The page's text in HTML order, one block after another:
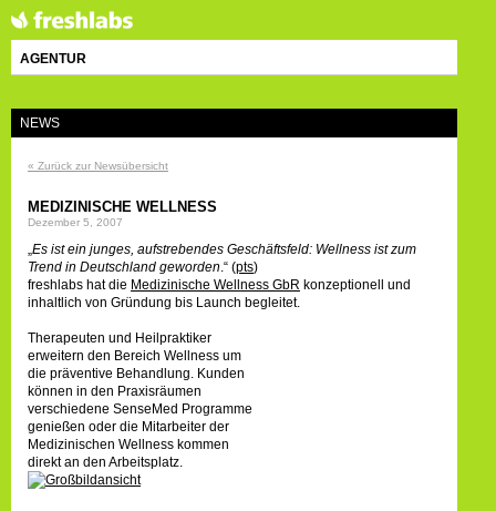
AGENTUR
NEWS
« Zurück zur Newsübersicht
MEDIZINISCHE WELLNESS
Dezember 5, 2007
„Es ist ein junges, aufstrebendes Geschäftsfeld: Wellness ist zum
Trend in Deutschland geworden.“ (pts)
freshlabs hat die Medizinische Wellness GbR konzeptionell und
inhaltlich von Gründung bis Launch begleitet.
Therapeuten und Heilpraktiker
erweitern den Bereich Wellness um
die präventive Behandlung. Kunden
können in den Praxisräumen
verschiedene SenseMed Programme
genießen oder die Mitarbeiter der
Medizinischen Wellness kommen
direkt an den Arbeitsplatz.